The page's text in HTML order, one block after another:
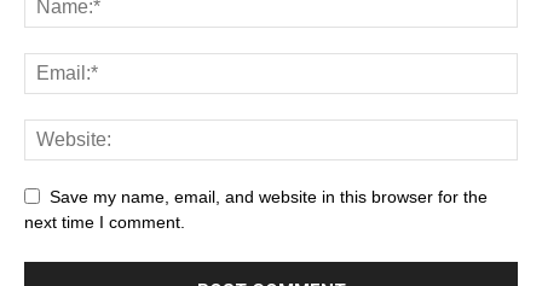
Save my name, email, and website in this browser for the
next time I comment.